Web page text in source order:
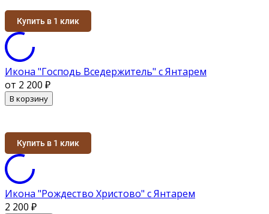
Купить в 1 клик
Икона "Господь Вседержитель" с Янтарем
от 2 200 ₽
В корзину
Купить в 1 клик
Икона "Рождество Христово" с Янтарем
2 200 ₽